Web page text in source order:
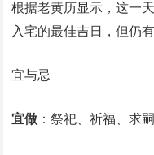
根据老黄历显示，这一
入宅的最佳吉日，但仍
宜与忌
宜做 ：祭祀、祈福、求